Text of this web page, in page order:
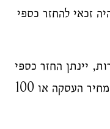
זכאי להחזר כספי
יינתן החזר כספי
בניכוי דמי ביטול בשיעור של 5% ממחיר העסקה או 100